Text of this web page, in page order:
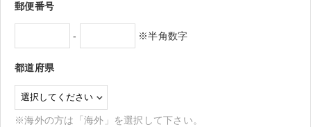
郵便番号
- ※半角数字
都道府県
※海外の方は「海外」を選択して下さい。